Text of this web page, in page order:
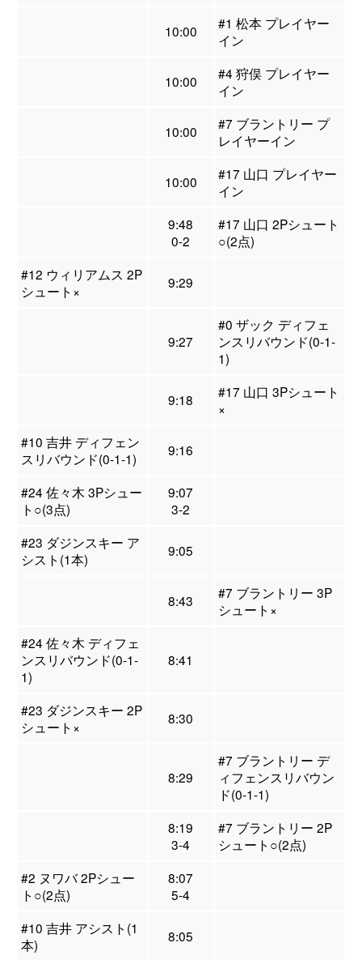
10:00
#1 松本 プレイヤー
イン
10:00
#4 狩俣 プレイヤー
イン
10:00
#7 ブラントリー プ
レイヤーイン
10:00
#17 山口 プレイヤー
イン
9:48
0-2
#17 山口 2Pシュート
○(2点)
#12 ウィリアムス 2P
シュート×
9:29
9:27
#0 ザック ディフェ
ンスリバウンド(0-1-
1)
9:18
#17 山口 3Pシュート
×
#10 吉井 ディフェン
スリバウンド(0-1-1)
9:16
#24 佐々木 3Pシュー
ト○(3点)
9:07
3-2
#23 ダジンスキー ア
シスト(1本)
9:05
8:43
#7 ブラントリー 3P
シュート×
#24 佐々木 ディフェ
ンスリバウンド(0-1-
1)
8:41
#23 ダジンスキー 2P
シュート×
8:30
8:29
#7 ブラントリー デ
ィフェンスリバウン
ド(0-1-1)
8:19
3-4
#7 ブラントリー 2P
シュート○(2点)
#2 ヌワバ 2Pシュー
ト○(2点)
8:07
5-4
#10 吉井 アシスト(1
本)
8:05